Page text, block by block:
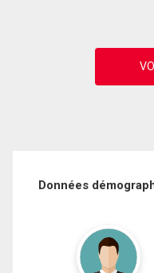
Données